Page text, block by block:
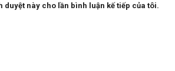
này cho lần bình luận kế tiếp của tôi.